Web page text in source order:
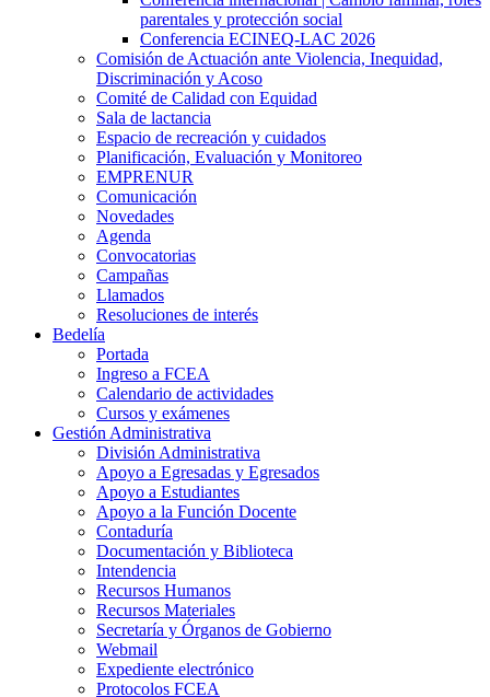
parentales y protección social
Conferencia ECINEQ-LAC 2026
Comisión de Actuación ante Violencia, Inequidad,
Discriminación y Acoso
Comité de Calidad con Equidad
Sala de lactancia
Espacio de recreación y cuidados
Planificación, Evaluación y Monitoreo
EMPRENUR
Comunicación
Novedades
Agenda
Convocatorias
Campañas
Llamados
Resoluciones de interés
Bedelía
Portada
Ingreso a FCEA
Calendario de actividades
Cursos y exámenes
Gestión Administrativa
División Administrativa
Apoyo a Egresadas y Egresados
Apoyo a Estudiantes
Apoyo a la Función Docente
Contaduría
Documentación y Biblioteca
Intendencia
Recursos Humanos
Recursos Materiales
Secretaría y Órganos de Gobierno
Webmail
Expediente electrónico
Protocolos FCEA